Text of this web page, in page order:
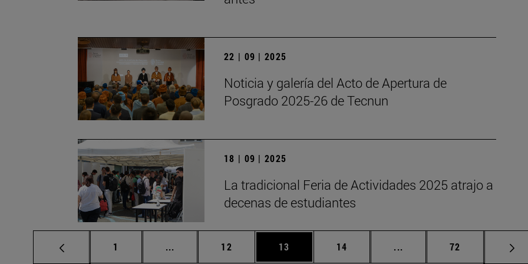
22 | 09 | 2025
Noticia y galería del Acto de Apertura de
Posgrado 2025-26 de Tecnun
18 | 09 | 2025
La tradicional Feria de Actividades 2025 atrajo a
decenas de estudiantes
Página
1 ... Páginas intermedias Use TAB para desplazarse.
Página
12 Página
13 Página
14 ... Páginas intermedias Use
Página
72